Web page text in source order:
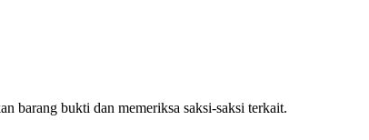
barang bukti dan memeriksa saksi-saksi terkait.